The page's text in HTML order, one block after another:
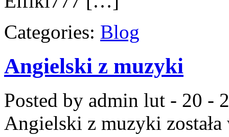
Categories: Blog
Angielski z muzyki
Posted by admin lut - 20 -
Angielski z muzyki